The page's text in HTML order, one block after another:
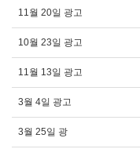
11월 20일 광고
10월 23일 광고
11월 13일 광고
3월 4일 광고
3월 25일 광